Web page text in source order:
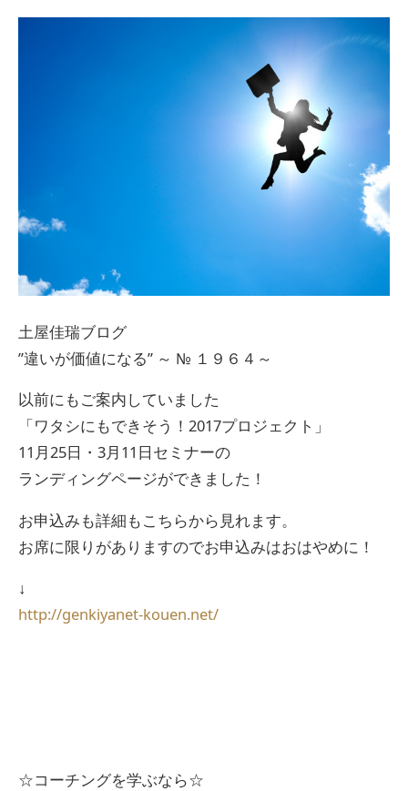
土屋佳瑞ブログ
”違いが価値になる” ～ № １９６４～
以前にもご案内していました
「ワタシにもできそう！2017プロジェクト」
11月25日・3月11日セミナーの
ランディングページができました！
お申込みも詳細もこちらから見れます。
お席に限りがありますのでお申込みはおはやめに！
↓
http://genkiyanet-kouen.net/
☆コーチングを学ぶなら☆